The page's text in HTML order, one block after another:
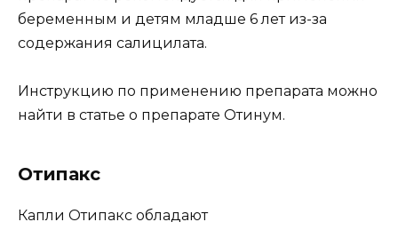
беременным и детям младше 6 лет из-за
содержания салицилата.
Инструкцию по применению препарата можно
найти в статье о препарате Отинум.
Отипакс
Капли Отипакс обладают